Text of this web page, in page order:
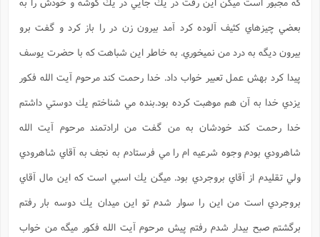
بعضي چيزهاي كثيف آلوده كرد آمد بيرون زن در را باز كرد و گفت برو
بيرون ديگه به درد من نميخوري. به خاطر اين شباهت كه با حضرت يوسف
پيدا كرد بهش عمل تعبير خواب داد. خدا رحمت كند مرحوم آيت الله فكور
يزدي خدا به آن هم موهبت كرده بود.بنده مي شناختم يك دوستي داشتم
خدا رحمت كند خودشان به من گفت من ارادتمند مرحوم آيت الله
شاهرودي بودم وجوه شرعيه ام را مي فرستادم به نجف به آقاي شاهرودي
ولي تقليدم از آقاي بروجردي بود. ميگن يك اسبي است كه اين مال آقاي
بروجردي است من اين را سوار شدم تو اين ميدان يك دوسه بار رفتم
برگشتم صبح بيدار شدم رفتم پيش مرحوم آيت الله فكور ميگه من خواب